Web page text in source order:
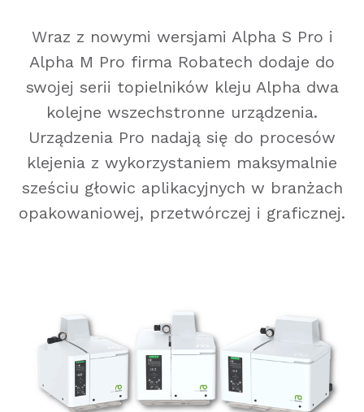
Wraz z nowymi wersjami Alpha S Pro i
Alpha M Pro firma Robatech dodaje do
swojej serii topielników kleju Alpha dwa
kolejne wszechstronne urządzenia.
Urządzenia Pro nadają się do procesów
klejenia z wykorzystaniem maksymalnie
sześciu głowic aplikacyjnych w branżach
opakowaniowej, przetwórczej i graficznej.